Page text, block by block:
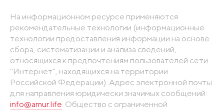
На информационном ресурсе применяются
рекомендательные технологии (информационные
технологии предоставления информации на основе
сбора, систематизации и анализа сведений,
относящихся к предпочтениям пользователей сети
"Интернет", находящихся на территории
Российской Федерации). Адрес электронной почты
для направления юридически значимых сообщений:
info@amur.life . Общество с ограниченной